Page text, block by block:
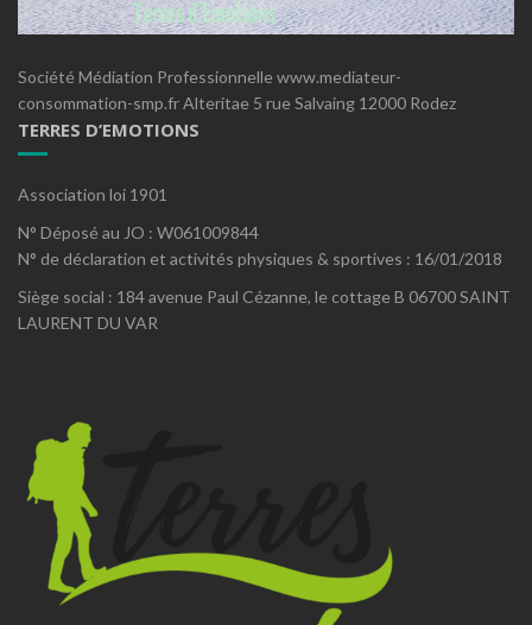
Société Médiation Professionnelle www.mediateur-
consommation-smp.fr Alteritae 5 rue Salvaing 12000 Rodez
TERRES D’EMOTIONS
Association loi 1901
N° Déposé au JO : W061009844
N° de déclaration et activités physiques & sportives : 16/01/2018
Siège social : 184 avenue Paul Cézanne, le cottage B 06700 SAINT
LAURENT DU VAR